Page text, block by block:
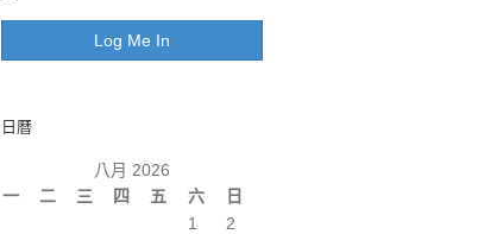
日曆
八月 2026
一
二 三 四 五 六 日
1
2